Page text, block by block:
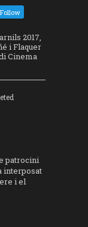
Follow
2017,
i Flaquer
Cinema
patrocini
interposat
i el